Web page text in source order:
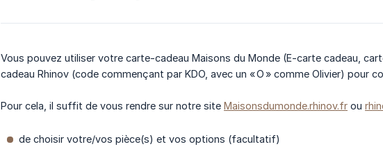
Vous pouvez utiliser votre carte-cadeau Maisons du Monde (E-carte cadeau,
cadeau Rhinov (code commençant par KDO, avec un « O » comme Olivier)
Pour cela, il suffit de vous rendre sur notre site Maisonsdumonde.rhinov.fr ou
de choisir votre/vos pièce(s) et vos options (facultatif)